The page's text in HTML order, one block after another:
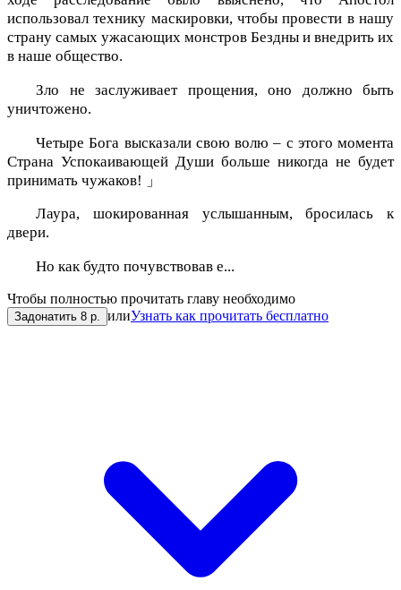
использовал технику маскировки, чтобы провести в нашу
страну самых ужасающих монстров Бездны и внедрить их
в наше общество.
Зло не заслуживает прощения, оно должно быть
уничтожено.
Четыре Бога высказали свою волю – с этого момента
Страна Успокаивающей Души больше никогда не будет
принимать чужаков! 」
Лаура, шокированная услышанным, бросилась к
двери.
Но как будто почувствовав е...
Чтобы полностью прочитать главу необходимо
Задонатить 8 р. илиУзнать как прочитать бесплатно